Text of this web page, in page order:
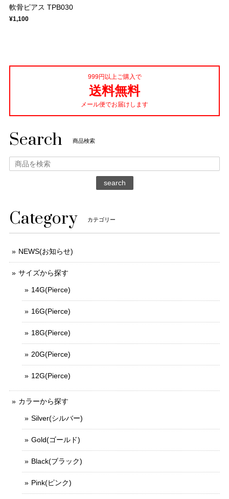
軟骨ピアス TPB030
¥1,100
999円以上ご購入で
送料無料
メール便でお届けします
Search 商品検索
search
Category カテゴリー
NEWS(お知らせ)
サイズから探す
14G(Pierce)
16G(Pierce)
18G(Pierce)
20G(Pierce)
12G(Pierce)
カラーから探す
Silver(シルバー)
Gold(ゴールド)
Black(ブラック)
Pink(ピンク)